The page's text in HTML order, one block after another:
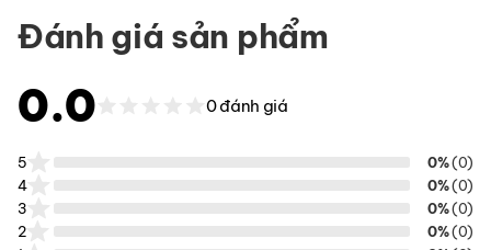
Đánh giá sản phẩm
0.0 0 đánh giá
5 0%(0)
4
0%(0)
3
0%(0)
2
0%(0)